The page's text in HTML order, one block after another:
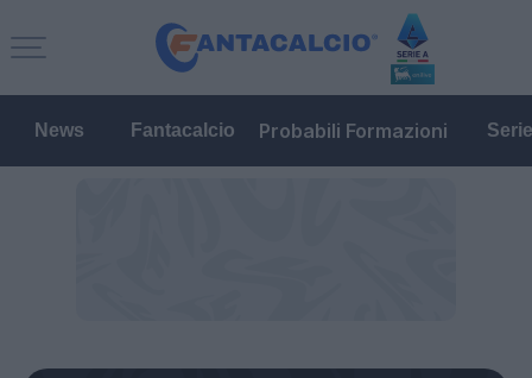
News Fantacalcio Probabili Formazioni